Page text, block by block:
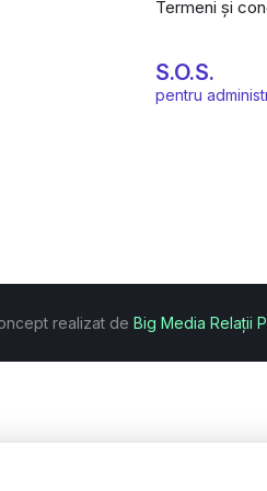
Termeni și
S.O.S.
pentru
realizat de Big Media Relații